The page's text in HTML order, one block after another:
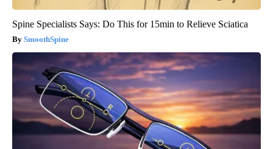
Spine Specialists Says: Do This for 15min to Relieve Sciatica
SmoothSpine